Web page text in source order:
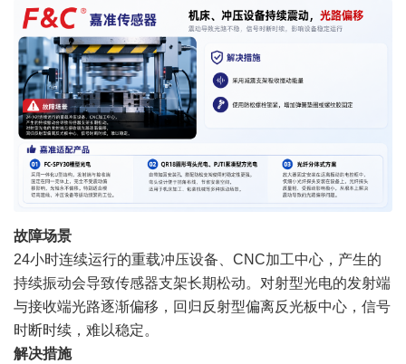
故障场景
24小时连续运行的重载冲压设备、CNC加工中心，产生的
持续振动会导致传感器支架长期松动。对射型光电的发射端
与接收端光路逐渐偏移，回归反射型偏离反光板中心，信号
时断时续，难以稳定。
解决措施